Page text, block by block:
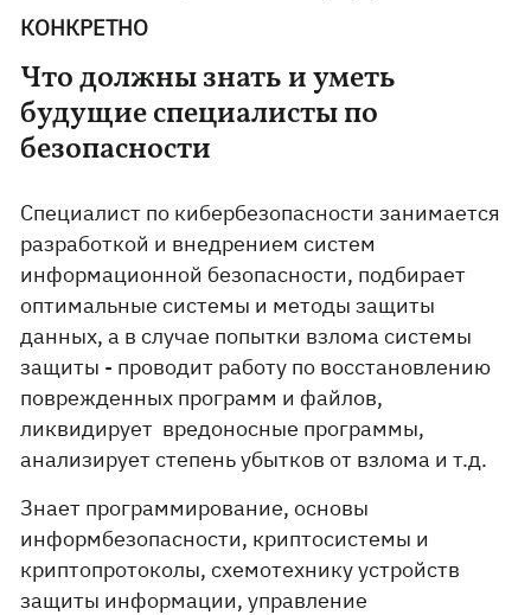
КОНКРЕТНО
Что должны знать и уметь
будущие специалисты по
безопасности
Специалист по кибербезопасности занимается
разработкой и внедрением систем
информационной безопасности, подбирает
оптимальные системы и методы защиты
данных, а в случае попытки взлома системы
защиты - проводит работу по восстановлению
поврежденных программ и файлов,
ликвидирует вредоносные программы,
анализирует степень убытков от взлома и т.д.
Знает программирование, основы
информбезопасности, криптосистемы и
криптопротоколы, схемотехнику устройств
защиты информации, управление